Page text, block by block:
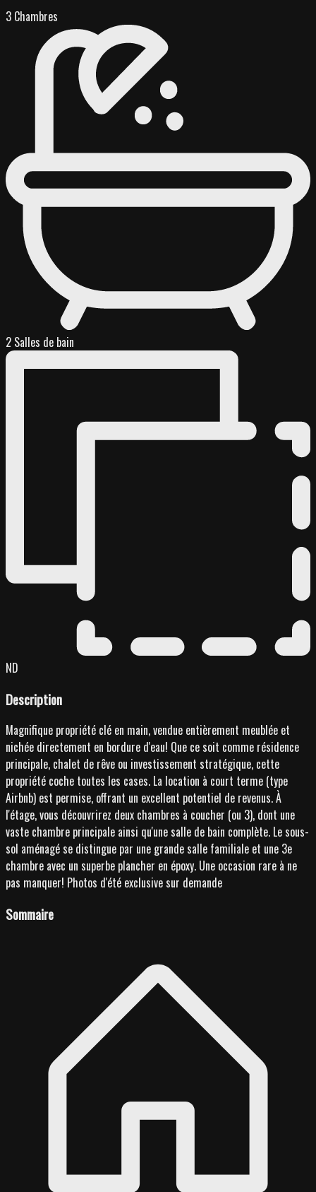
3 Chambres
2 Salles de bain
ND
Description
Magnifique propriété clé en main, vendue entièrement meublée et
nichée directement en bordure d'eau! Que ce soit comme résidence
principale, chalet de rêve ou investissement stratégique, cette
propriété coche toutes les cases. La location à court terme (type
Airbnb) est permise, offrant un excellent potentiel de revenus. À
l'étage, vous découvrirez deux chambres à coucher (ou 3), dont une
vaste chambre principale ainsi qu'une salle de bain complète. Le sous-
sol aménagé se distingue par une grande salle familiale et une 3e
chambre avec un superbe plancher en époxy. Une occasion rare à ne
pas manquer! Photos d'été exclusive sur demande
Sommaire